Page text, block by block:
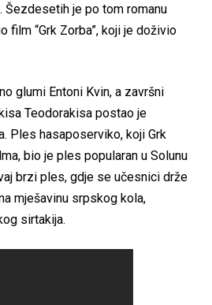
Šezdesetih je po tom romanu
film “Grk Zorba”, koji je doživio
glumi Entoni Kvin, a završni
Teodorakisa postao je
Ples hasaposerviko, koji Grk
bio je ples popularan u Solunu
brzi ples, gdje se učesnici drže
mješavinu srpskog kola,
sirtakija.